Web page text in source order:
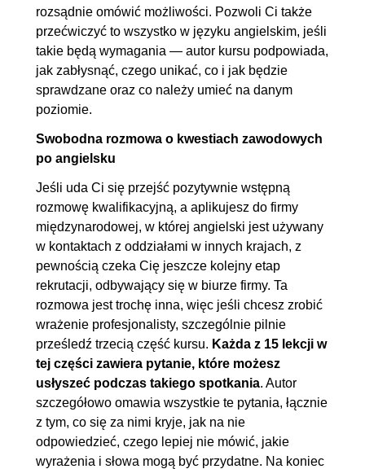
rozsądnie omówić możliwości. Pozwoli Ci także
przećwiczyć to wszystko w języku angielskim, jeśli
takie będą wymagania — autor kursu podpowiada,
jak zabłysnąć, czego unikać, co i jak będzie
sprawdzane oraz co należy umieć na danym
poziomie.
Swobodna rozmowa o kwestiach zawodowych
po angielsku
Jeśli uda Ci się przejść pozytywnie wstępną
rozmowę kwalifikacyjną, a aplikujesz do firmy
międzynarodowej, w której angielski jest używany
w kontaktach z oddziałami w innych krajach, z
pewnością czeka Cię jeszcze kolejny etap
rekrutacji, odbywający się w biurze firmy. Ta
rozmowa jest trochę inna, więc jeśli chcesz zrobić
wrażenie profesjonalisty, szczególnie pilnie
prześledź trzecią część kursu. Każda z 15 lekcji w
tej części zawiera pytanie, które możesz
usłyszeć podczas takiego spotkania. Autor
szczegółowo omawia wszystkie te pytania, łącznie
z tym, co się za nimi kryje, jak na nie
odpowiedzieć, czego lepiej nie mówić, jakie
wyrażenia i słowa mogą być przydatne. Na koniec